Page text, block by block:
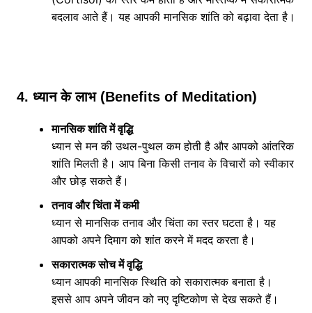
बदलाव आते हैं। यह आपकी मानसिक शांति को बढ़ावा देता है।
4. ध्यान के लाभ (Benefits of Meditation)
मानसिक शांति में वृद्धि
ध्यान से मन की उथल-पुथल कम होती है और आपको आंतरिक
शांति मिलती है। आप बिना किसी तनाव के विचारों को स्वीकार
और छोड़ सकते हैं।
तनाव और चिंता में कमी
ध्यान से मानसिक तनाव और चिंता का स्तर घटता है। यह
आपको अपने दिमाग को शांत करने में मदद करता है।
सकारात्मक सोच में वृद्धि
ध्यान आपकी मानसिक स्थिति को सकारात्मक बनाता है।
इससे आप अपने जीवन को नए दृष्टिकोण से देख सकते हैं।